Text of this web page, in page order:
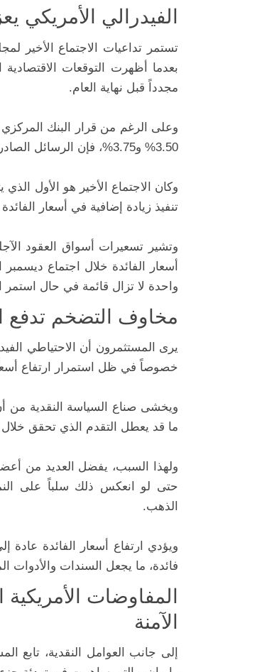
الفيدرالي الأمريكي
تستمر تداعيات الاجتماع الأخير
بعدما أظهرت التوقعات
مجدداً قبل نهاية العام.
وعلى الرغم من قرار البنك
3.50% و3.75%، فإن الرسائل الصادرة عن الاجتماع حملت نبرة أكثر تشدداً مقارنة بالأشهر السابقة.
وكان الاجتماع الأخير هو الأول
تنفيذ زيادة إضافية في أسعار
أسعار الفائدة خلال اجتماع
واحدة لا تزال قائمة في حال
مخاوف التضخم تدفع
يرى المستثمرون أن الاحتياطي
خصوصاً في ظل استمرار ارتفاع
ويخشى صناع السياسة النقدية من
ما قد يعطل التقدم الذي تحقق
ولهذا السبب، يفضل العديد من
حتى لو انعكس ذلك سلباً على
الذهب.
ويؤدي ارتفاع أسعار الفائدة عادة
فائدة، ما يجعل السندات والأدوات
المفاوضات
الآمنة
إلى جانب العوامل النقدية، تابع